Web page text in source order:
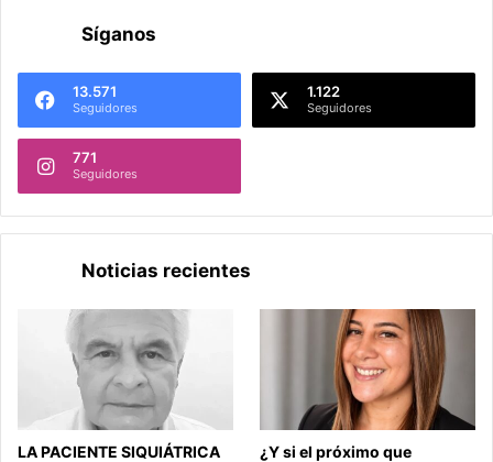
Síganos
13.571
Seguidores
1.122
Seguidores
771
Seguidores
Noticias recientes
LA PACIENTE SIQUIÁTRICA
¿Y si el próximo que